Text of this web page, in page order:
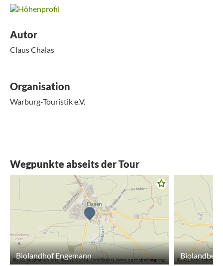
Autor
Claus Chalas
Organisation
Warburg-Touristik e.V.
Wegpunkte abseits der Tour
Biolandhof Engemann